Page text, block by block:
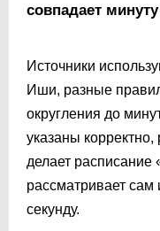
совпадает
Источники
Иши, разные
округления до
указаны корректно,
делает
рассматривает сам
секунду.